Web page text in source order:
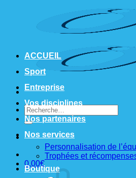
Recherche
pour :
0,00€
ACCUEIL
Sport
Entreprise
Vos disciplines
Nos partenaires
Nos services
Personnalisation de
Trophées et
Boutique